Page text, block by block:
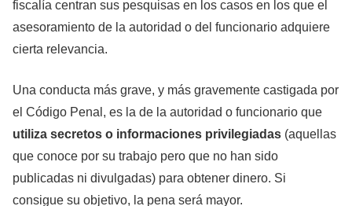
fiscalía centran sus pesquisas en los casos en los que el
asesoramiento de la autoridad o del funcionario adquiere
cierta relevancia.
Una conducta más grave, y más gravemente castigada por
el Código Penal, es la de la autoridad o funcionario que
utiliza secretos o informaciones privilegiadas (aquellas
que conoce por su trabajo pero que no han sido
publicadas ni divulgadas) para obtener dinero. Si
consigue su objetivo, la pena será mayor.